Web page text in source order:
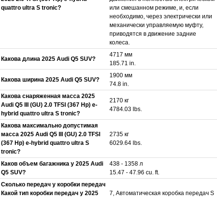
quattro ultra S tronic?
или смешанном режиме, и, если
необходимо, через электрически или
механически управляемую муфту,
приводятся в движение задние
колеса.
Какова длина 2025 Audi Q5 SUV?
4717 мм
185.71 in.
Какова ширина 2025 Audi Q5 SUV?
1900 мм
74.8 in.
Какова снаряженная масса 2025
Audi Q5 III (GU) 2.0 TFSI (367 Hp) e-
hybrid quattro ultra S tronic?
2170 кг
4784.03 lbs.
Какова максимально допустимая
масса 2025 Audi Q5 III (GU) 2.0 TFSI
(367 Hp) e-hybrid quattro ultra S
tronic?
2735 кг
6029.64 lbs.
Каков объем багажника у 2025 Audi
Q5 SUV?
438 - 1358 л
15.47 - 47.96 cu. ft.
Сколько передач у коробки передач
Какой тип коробки передач у 2025
7, Автоматическая коробка передач S